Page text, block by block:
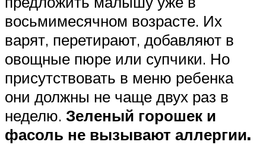
восьмимесячном возрасте. Их
варят, перетирают, добавляют в
овощные пюре или супчики. Но
присутствовать в меню ребенка
они должны не чаще двух раз в
неделю. Зеленый горошек и
фасоль не вызывают аллергии.